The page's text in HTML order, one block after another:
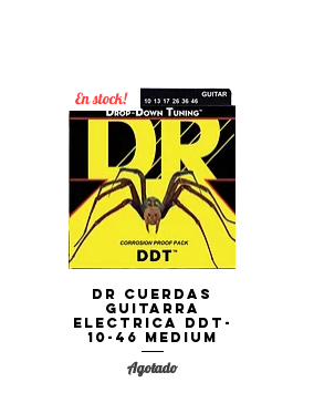
Vista rápida
En stock!
DR Cuerdas
Guitarra
Electrica DDT-
10-46 Medium
Agotado